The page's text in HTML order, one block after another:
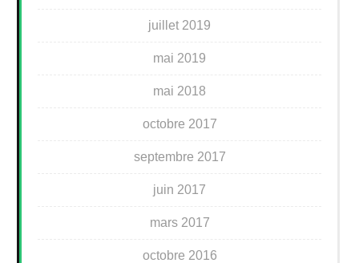
juillet 2019
mai 2019
mai 2018
octobre 2017
septembre 2017
juin 2017
mars 2017
octobre 2016